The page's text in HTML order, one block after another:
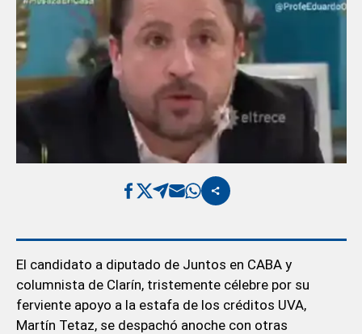
El candidato a diputado de Juntos en CABA y
columnista de Clarín, tristemente célebre por su
ferviente apoyo a la estafa de los créditos UVA,
Martín Tetaz, se despachó anoche con otras